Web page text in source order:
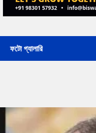
ফটো গ্যালারি